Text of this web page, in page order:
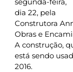
dia 22, pela
Construtora
Obras e
A construção,
está sendo
2016.